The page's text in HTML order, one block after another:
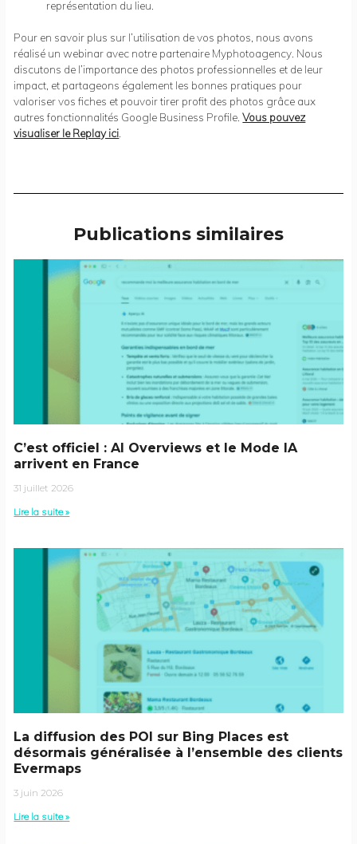
représentation du lieu.
Pour en savoir plus sur l’utilisation de vos photos, nous avons
réalisé un webinar avec notre partenaire Myphotoagency . Nous
discutons de l’importance des photos professionnelles et de leur
impact, et partageons également les bonnes pratiques pour
valoriser vos fiches et pouvoir tirer profit des photos grâce aux
autres fonctionnalités Google Business Profile.Vous pouvez
visualiser le Replay ici
Publications similaires
C’est officiel : AI Overviews et le Mode IA
arrivent en France
31 juillet 2026
Lire la suite »
La diffusion des POI sur Bing Places est
désormais généralisée à l’ensemble des clients
Evermaps
3 juin 2026
Lire la suite »